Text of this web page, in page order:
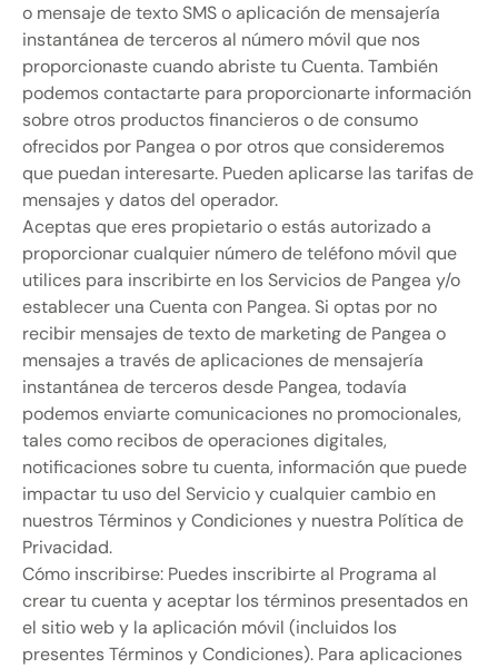
o mensaje de texto SMS o aplicación de mensajería
instantánea de terceros al número móvil que nos
proporcionaste cuando abriste tu Cuenta. También
podemos contactarte para proporcionarte información
sobre otros productos financieros o de consumo
ofrecidos por Pangea o por otros que consideremos
que puedan interesarte. Pueden aplicarse las tarifas de
mensajes y datos del operador.
Aceptas que eres propietario o estás autorizado a
proporcionar cualquier número de teléfono móvil que
utilices para inscribirte en los Servicios de Pangea y/o
establecer una Cuenta con Pangea. Si optas por no
recibir mensajes de texto de marketing de Pangea o
mensajes a través de aplicaciones de mensajería
instantánea de terceros desde Pangea, todavía
podemos enviarte comunicaciones no promocionales,
tales como recibos de operaciones digitales,
notificaciones sobre tu cuenta, información que puede
impactar tu uso del Servicio y cualquier cambio en
nuestros Términos y Condiciones y nuestra Política de
Privacidad.
Cómo inscribirse: Puedes inscribirte al Programa al
crear tu cuenta y aceptar los términos presentados en
el sitio web y la aplicación móvil (incluidos los
presentes Términos y Condiciones). Para aplicaciones